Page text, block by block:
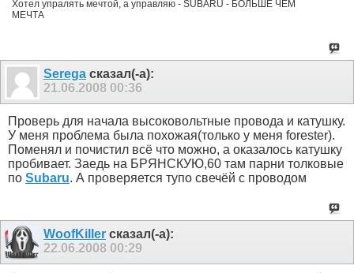
Хотел упралять мечтой, а управляю - SUBARU - БОЛЬШЕ ЧЕМ
МЕЧТА
Serega сказал(-а):
21.06.2008 00:36
Проверь для начала высоковольтные провода и катушку.
У меня проблема была похожая(только у меня forester).
Поменял и почистил всё что можно, а оказалось катушку
пробивает. Заедь на БРЯНСКУЮ,60 там парни толковые
по Subaru. А проверяется тупо свечёй с проводом
WoofKiller сказал(-а):
22.06.2008 00:29